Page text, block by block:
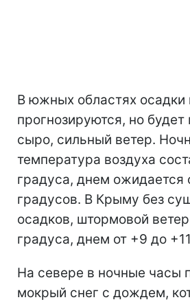
В южных областях осадки
прогнозируются, но
сыро, сильный ветер.
температура воздуха
градуса, днем ожидается
градусов. В Крыму без
осадков, штормовой
градуса, днем от +9 до
На севере в ночные часы
мокрый снег с дождем,